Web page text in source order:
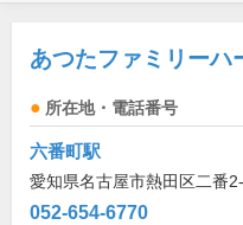
あつたファミリーハ
所在地・電話番号
六番町駅
愛知県名古屋市熱田区二番
052-654-6770